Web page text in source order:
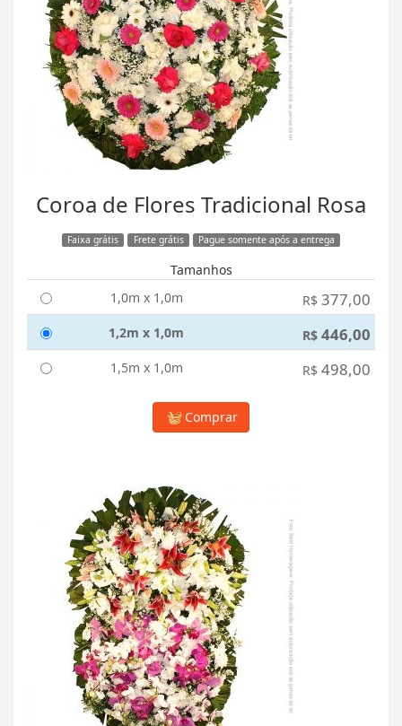
Coroa de Flores Tradicional Rosa
Faixa grátis Frete grátis Pague somente após a entrega
Tamanhos
1,0m x 1,0m
R$ 377,00
1,2m x 1,0m R$ 446,00
1,5m x 1,0m R$ 498,00
Comprar